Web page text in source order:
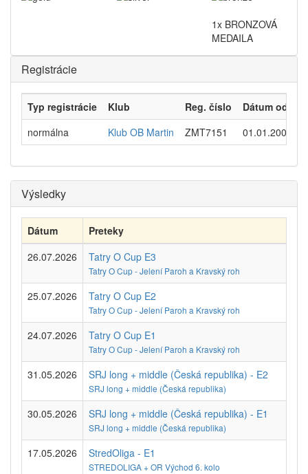
1x BRONZOVÁ
MEDAILA
Registrácie
Typ registrácie Klub Reg. číslo Dátum od
normálna
Klub OB Martin ZMT7151 01.01.2009
Výsledky
Dátum
Preteky
26.07.2026
Tatry O Cup E3
Tatry O Cup - Jelení Paroh a Kravský roh
25.07.2026 Tatry O Cup E2
Tatry O Cup - Jelení Paroh a Kravský roh
24.07.2026 Tatry O Cup E1
Tatry O Cup - Jelení Paroh a Kravský roh
31.05.2026 SRJ long + middle (Česká republika) - E2
SRJ long + middle (Česká republika)
30.05.2026 SRJ long + middle (Česká republika) - E1
SRJ long + middle (Česká republika)
17.05.2026 StredOliga - E1
STREDOLIGA + OR Východ 6. kolo